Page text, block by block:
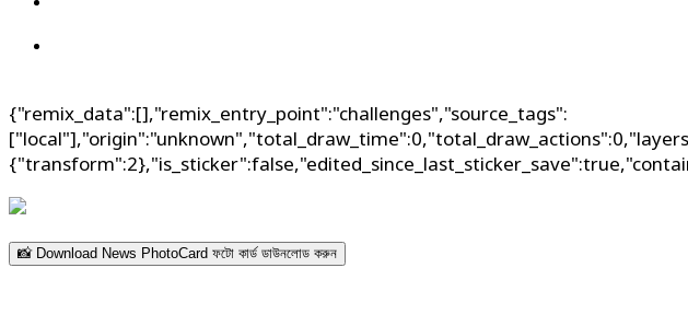
{"remix_data":[],"remix_entry_point":"challenges","source_tags":
📸 Download News PhotoCard ফটো কার্ড ডাউনলোড করুন